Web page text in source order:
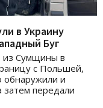
в Украину
Буг
из Сумщины в
с Польшей,
обнаружили и
затем передали